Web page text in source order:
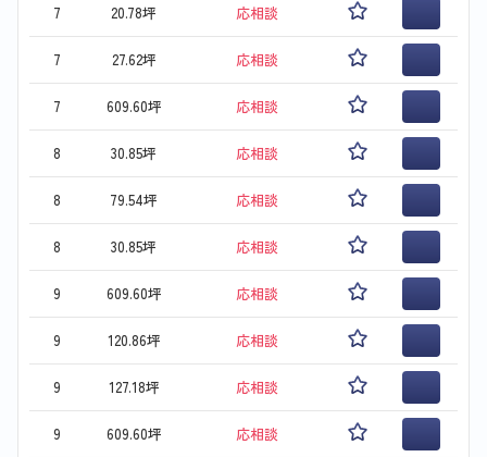
7 20.78坪 応相談
7 27.62坪 応相談
7 609.60坪 応相談
8 30.85坪 応相談
8 79.54坪 応相談
8 30.85坪 応相談
9 609.60坪 応相談
9 120.86坪 応相談
9 127.18坪 応相談
9 609.60坪 応相談